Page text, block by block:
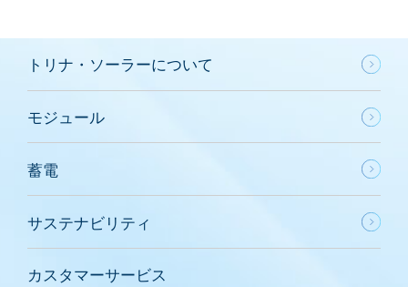
トリナ・ソーラーについて
モジュール
蓄電
サステナビリティ
カスタマーサービス